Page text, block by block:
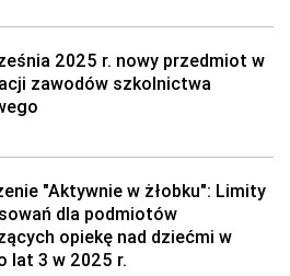
2025 r. nowy przedmiot w
zawodów szkolnictwa
"Aktywnie w żłobku": Limity
dla podmiotów
opiekę nad dziećmi w
lat 3 w 2025 r.